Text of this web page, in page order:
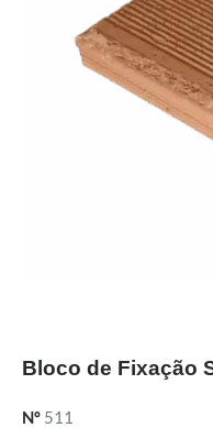
Bloco de Fixação
Nº 511